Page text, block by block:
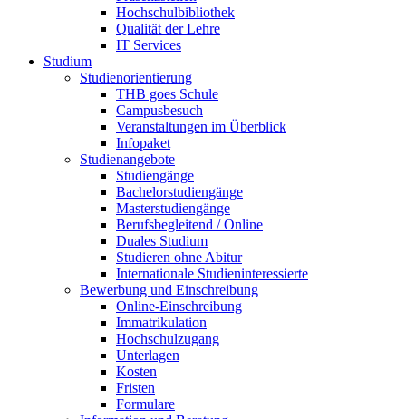
Hochschulbibliothek
Qualität der Lehre
IT Services
Studium
Studienorientierung
THB goes Schule
Campusbesuch
Veranstaltungen im Überblick
Infopaket
Studienangebote
Studiengänge
Bachelorstudiengänge
Masterstudiengänge
Berufsbegleitend / Online
Duales Studium
Studieren ohne Abitur
Internationale Studieninteressierte
Bewerbung und Einschreibung
Online-Einschreibung
Immatrikulation
Hochschulzugang
Unterlagen
Kosten
Fristen
Formulare